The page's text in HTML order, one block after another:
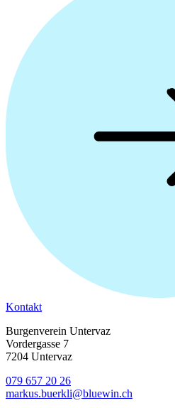
Kontakt
Burgenverein Untervaz
Vordergasse 7
7204 Untervaz
079 657 20 26
markus.buerkli@bluewin.ch